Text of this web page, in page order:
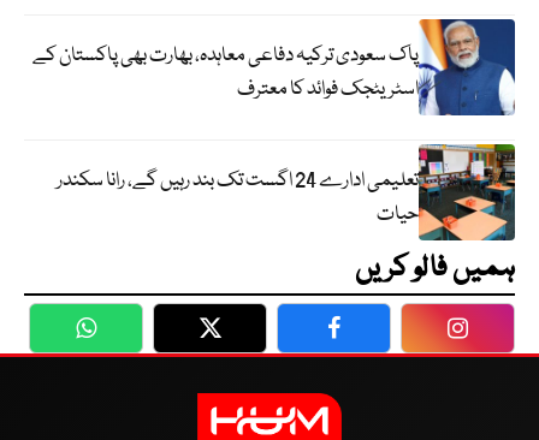
پاک سعودی ترکیہ دفاعی معاہدہ، بھارت بھی پاکستان کے
اسٹریٹجک فوائد کا معترف
تعلیمی ادارے 24 اگست تک بند رہیں گے، رانا سکندر
حیات
ہمیں فالو کریں
WhatsApp Twitter Facebook